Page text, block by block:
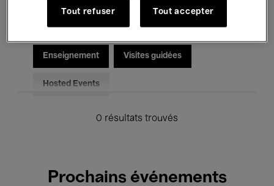
Pour tous Kids’ Palace
Enseignement Visites guidées
Hosted Events
0 résultats trouvés
Prochains événements
Tout refuser Tout accepter